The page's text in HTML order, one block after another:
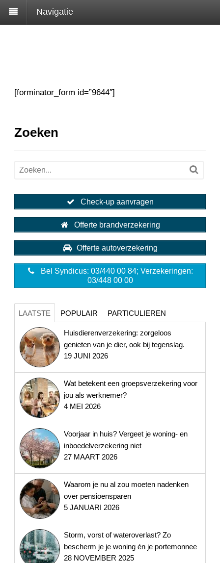
Navigatie
[forminator_form id=”9644″]
Zoeken
Check-up aanvragen
Offerte brandverzekering
Offerte autoverzekering
Bel Syndicus: 03/440 00 84; Verzekeringen:
03/448 00 00
LAATSTE POPULAIR PARTICULIEREN
Huisdierenverzekering: zorgeloos
genieten van je dier, ook bij tegenslag.
19 JUNI 2026
Wat betekent een groepsverzekering voor
jou als werknemer?
4 MEI 2026
Voorjaar in huis? Vergeet je woning- en
inboedelverzekering niet
27 MAART 2026
Waarom je nu al zou moeten nadenken
over pensioensparen
5 JANUARI 2026
Storm, vorst of wateroverlast? Zo
bescherm je je woning én je portemonnee
28 NOVEMBER 2025